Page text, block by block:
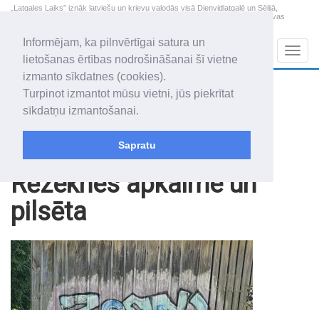
Informējam, ka pilnvērtīgai satura un
lietošanas ērtības nodrošināšanai šī vietne
izmanto sīkdatnes (cookies).
Turpinot izmantot mūsu vietni, jūs piekrītat
sīkdatņu izmantošanai.
Sapratu
„Latgales Laiks” iznāk latviešu un krievu valodās visā Dienvidlatgalē un Sēlijā,
„Latgales Laiks” latviešu valodā aptver Daugavpils valstspilsētu, Augšdaugavas
2026. gada 7. augusts
Piektdiena
Alfrēds, Fredis, Madars
+19.2
Rēzeknes apkaime un
pilsēta